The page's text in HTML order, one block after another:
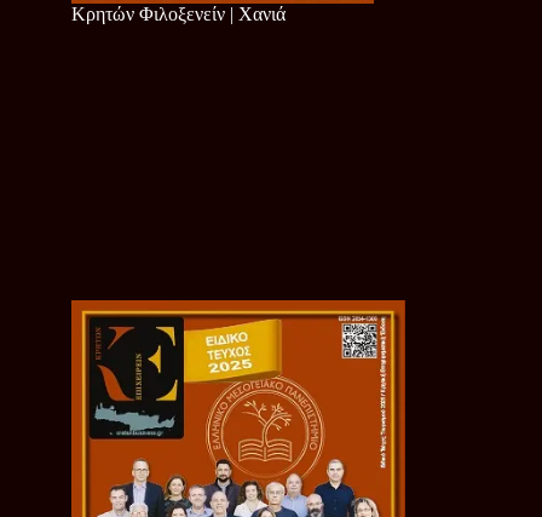
Κρητών Φιλοξενείν | Χανιά